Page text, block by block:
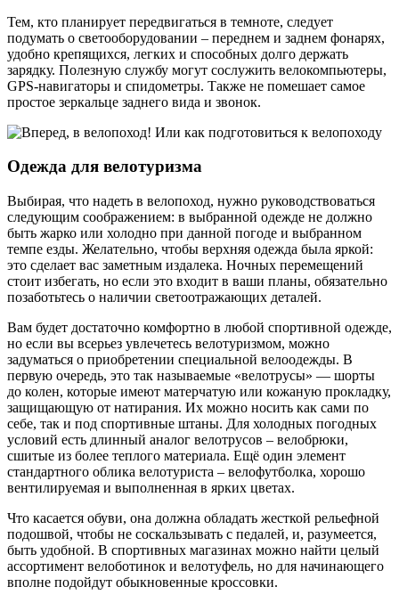
Тем, кто планирует передвигаться в темноте, следует
подумать о светооборудовании – переднем и заднем фонарях,
удобно крепящихся, легких и способных долго держать
зарядку. Полезную службу могут сослужить велокомпьютеры,
GPS-навигаторы и спидометры. Также не помешает самое
простое зеркальце заднего вида и звонок.
Одежда для велотуризма
Выбирая, что надеть в велопоход, нужно руководствоваться
следующим соображением: в выбранной одежде не должно
быть жарко или холодно при данной погоде и выбранном
темпе езды. Желательно, чтобы верхняя одежда была яркой:
это сделает вас заметным издалека. Ночных перемещений
стоит избегать, но если это входит в ваши планы, обязательно
позаботьтесь о наличии светоотражающих деталей.
Вам будет достаточно комфортно в любой спортивной одежде,
но если вы всерьез увлечетесь велотуризмом, можно
задуматься о приобретении специальной велоодежды. В
первую очередь, это так называемые «велотрусы» — шорты
до колен, которые имеют матерчатую или кожаную прокладку,
защищающую от натирания. Их можно носить как сами по
себе, так и под спортивные штаны. Для холодных погодных
условий есть длинный аналог велотрусов – велобрюки,
сшитые из более теплого материала. Ещё один элемент
стандартного облика велотуриста – велофутболка, хорошо
вентилируемая и выполненная в ярких цветах.
Что касается обуви, она должна обладать жесткой рельефной
подошвой, чтобы не соскальзывать с педалей, и, разумеется,
быть удобной. В спортивных магазинах можно найти целый
ассортимент велоботинок и велотуфель, но для начинающего
вполне подойдут обыкновенные кроссовки.